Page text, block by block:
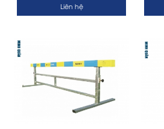
Liên hệ